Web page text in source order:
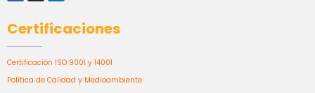
Certificaciones
Certificación ISO 9001 y 14001
Política de Calidad y Medioambiente